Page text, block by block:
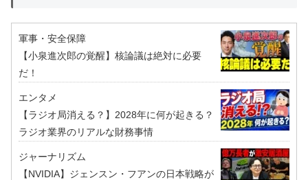
軍事・安全保障
【小泉進次郎の覚醒】核論議は絶対に必要
だ！
エンタメ
【ラジオ局消える？】2028年に何が起きる？
ラジオ業界のリアルな財務事情
ジャーナリズム
【NVIDIA】ジェンスン・フアンの日本戦略が